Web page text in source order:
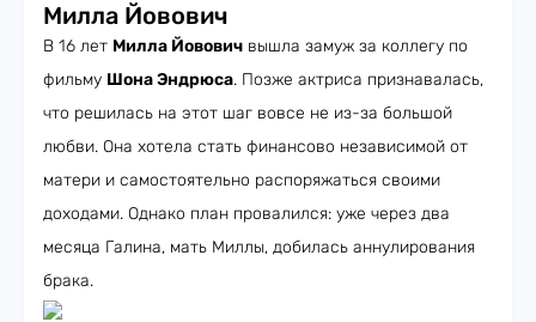
Милла Йовович
В 16 лет Милла Йовович вышла замуж за коллегу по
фильму Шона Эндрюса. Позже актриса признавалась,
что решилась на этот шаг вовсе не из-за большой
любви. Она хотела стать финансово независимой от
матери и самостоятельно распоряжаться своими
доходами. Однако план провалился: уже через два
месяца Галина, мать Миллы, добилась аннулирования
брака.